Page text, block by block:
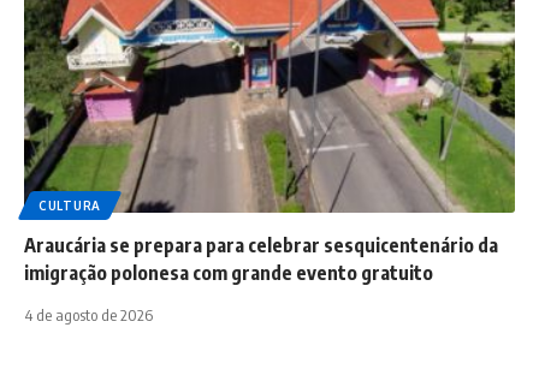
CULTURA
Araucária se prepara para celebrar sesquicentenário da
imigração polonesa com grande evento gratuito
4 de agosto de 2026